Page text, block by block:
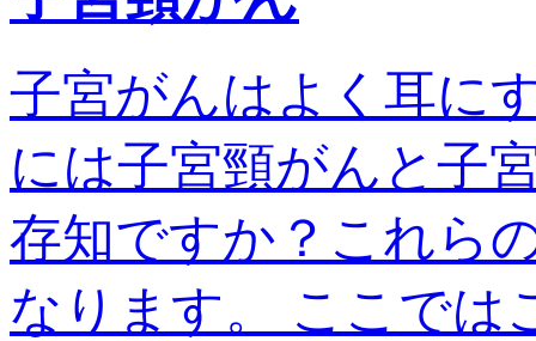
子宮がんはよく耳に
には子宮頸がんと子
存知ですか？これら
なります。 ここでは